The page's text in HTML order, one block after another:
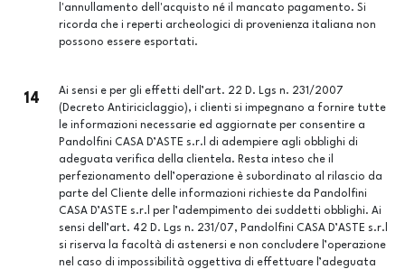
l'annullamento dell'acquisto né il mancato pagamento. Si
ricorda che i reperti archeologici di provenienza italiana non
possono essere esportati.
14
Ai sensi e per gli effetti dell’art. 22 D. Lgs n. 231/2007
(Decreto Antiriciclaggio), i clienti si impegnano a fornire tutte
le informazioni necessarie ed aggiornate per consentire a
Pandolfini CASA D’ASTE s.r.l di adempiere agli obblighi di
adeguata verifica della clientela. Resta inteso che il
perfezionamento dell’operazione è subordinato al rilascio da
parte del Cliente delle informazioni richieste da Pandolfini
CASA D’ASTE s.r.l per l’adempimento dei suddetti obblighi. Ai
sensi dell’art. 42 D. Lgs n. 231/07, Pandolfini CASA D’ASTE s.r.l
si riserva la facoltà di astenersi e non concludere l’operazione
nel caso di impossibilità oggettiva di effettuare l’adeguata